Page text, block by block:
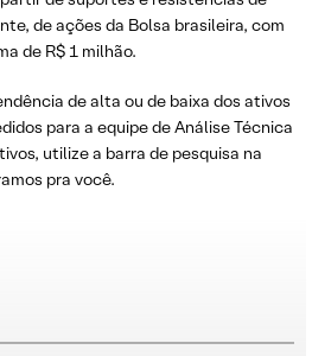
de ações da Bolsa brasileira, com
de R$ 1 milhão.
de alta ou de baixa dos ativos
para a equipe de Análise Técnica
utilize a barra de pesquisa na
pra você.